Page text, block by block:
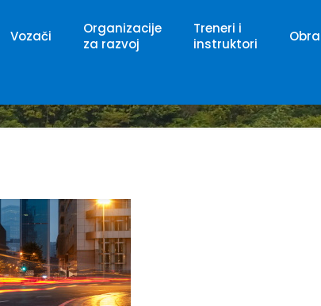
Vozači
Organizacije
za razvoj
Treneri i
instruktori